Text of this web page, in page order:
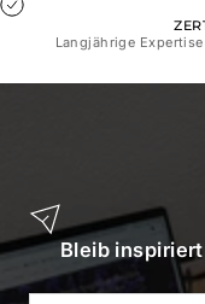
Langjährige
Bleib